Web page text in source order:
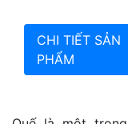
CHI TIẾT SẢN
PHẨM